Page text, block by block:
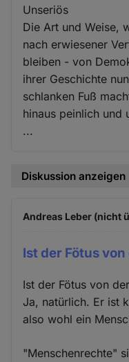
Unseriös
Die Art und Weise,
nach erwiesener
bleiben - von
ihrer Geschichte
schlanken Fuß
hinaus peinlich und
...
Diskussion anzeigen
Andreas Leber (nicht
Ist der Fötus von
Ist der Fötus von
Ja, natürlich. Er ist
also wohl ein
"Menschenrechte"